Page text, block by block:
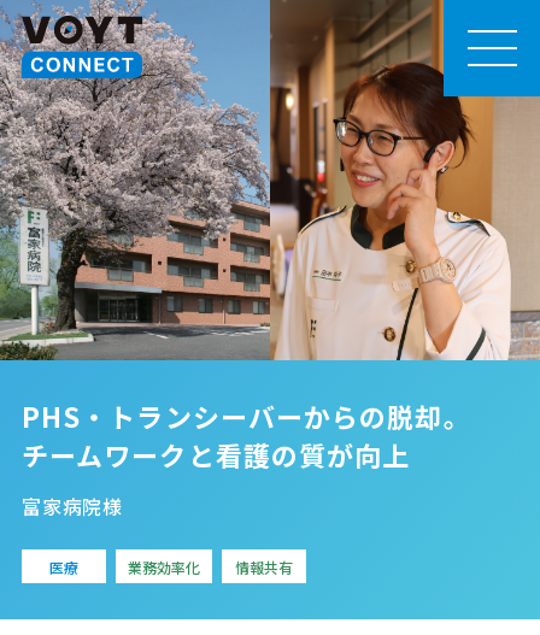
MEN
U
PHS・トランシーバーからの脱却。
チームワークと看護の質が向上
富家病院様
医療 業務効率化 情報共有